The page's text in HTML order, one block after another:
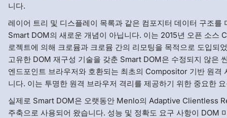
니다.
레이어 트리 및 디스플레이 목록과 같은 컴포지터 데이터 구조를
Smart DOM의 새로운 개념이 아닙니다. 이는 2015년 오픈 소스
로젝트에 의해 크로뮴과 크로뮴 간의 리모팅을 목적으로 도입되
고유한 DOM 재구성 기술을 갖춘 Smart DOM은 수정되지 않은
엔드포인트 브라우저와 호환되는 최초의 Compositor 기반 원격
니다. 이는 투명한 원격 브라우저 격리를 제공하기 위한 중요한
실제로 Smart DOM은 오랫동안 Menlo의 Adaptive Clientless
주축으로 사용되어 왔습니다. 성능 및 정확도 요구 사항이 DOM